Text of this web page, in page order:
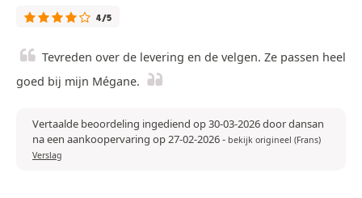
4/5
Tevreden over de levering en de velgen. Ze passen heel
goed bij mijn Mégane.
Vertaalde beoordeling ingediend op 30-03-2026 door dansan
na een aankoopervaring op 27-02-2026- bekijk origineel (Frans)
Verslag